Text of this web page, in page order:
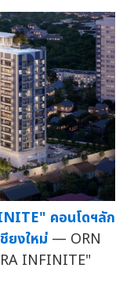
คอนโดฯลัก
ยงใหม่ — ORN
INFINITE"